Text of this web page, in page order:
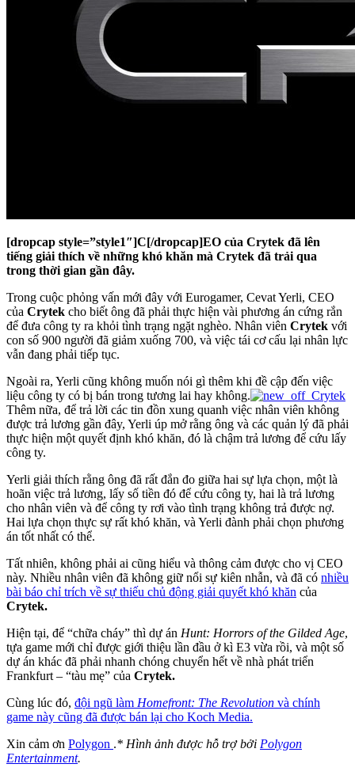
[dropcap style=”style1″]C[/dropcap]EO của Crytek đã lên
tiếng giải thích về những khó khăn mà Crytek đã trải qua
trong thời gian gần đây.
Trong cuộc phỏng vấn mới đây với Eurogamer, Cevat Yerli, CEO
của Crytek cho biết ông đã phải thực hiện vài phương án cứng rắn
để đưa công ty ra khỏi tình trạng ngặt nghèo. Nhân viên Crytek với
con số 900 người đã giảm xuống 700, và việc tái cơ cấu lại nhân lực
vẫn đang phải tiếp tục.
Ngoài ra, Yerli cũng không muốn nói gì thêm khi đề cập đến việc
liệu công ty có bị bán trong tương lai hay không.
Thêm nữa, để trả lời các tin đồn xung quanh việc nhân viên không
được trả lương gần đây, Yerli úp mở rằng ông và các quản lý đã phải
thực hiện một quyết định khó khăn, đó là chậm trả lương để cứu lấy
công ty.
Yerli giải thích rằng ông đã rất đắn đo giữa hai sự lựa chọn, một là
hoãn việc trả lương, lấy số tiền đó để cứu công ty, hai là trả lương
cho nhân viên và để công ty rơi vào tình trạng không trả được nợ.
Hai lựa chọn thực sự rất khó khăn, và Yerli đành phải chọn phương
án tốt nhất có thể.
Tất nhiên, không phải ai cũng hiểu và thông cảm được cho vị CEO
này. Nhiều nhân viên đã không giữ nổi sự kiên nhẫn, và đã có nhiều
bài báo chỉ trích về sự thiếu chủ động giải quyết khó khăn của
Crytek.
Hiện tại, để “chữa cháy” thì dự án Hunt: Horrors of the Gilded Age,
tựa game mới chỉ được giới thiệu lần đầu ở kì E3 vừa rồi, và một số
dự án khác đã phải nhanh chóng chuyển hết về nhà phát triển
Frankfurt – “tàu mẹ” của Crytek.
Cùng lúc đó, đội ngũ làm Homefront: The Revolution và chính
game này cũng đã được bán lại cho Koch Media.
Xin cảm ơn Polygon .* Hình ảnh được hỗ trợ bởi Polygon
Entertainment.